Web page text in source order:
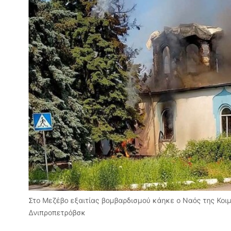
Στο Μεζέβο εξαιτίας βομβαρδισμού κάηκε ο Ναός της
Δνιπροπετρόβσκ